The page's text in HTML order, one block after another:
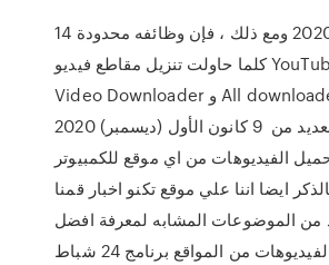
14 نيسان (إبريل) 2020 ومع ذلك ، فإن وظائفه محدودة
كلما حاولت تنزيل مقاطع فيديو YouTube مجانًا. All
Video Downloader و All downloader هما كبرنامج
مفيد في العديد من 9 كانون الأول (ديسمبر) 2020
الفيديوهات من اي موقع للكمبيوتر
ايضا اننا علي موقع تكنو اخبار قمنا
من الموضوعات المشابه لمعرفة افضل
المواقع لتحميل الفيديوهات من المواقع برنامج 24 شباط